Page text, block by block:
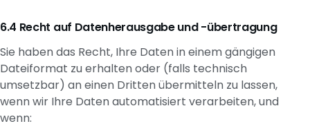
Recht auf Datenherausgabe und -übertragung
Sie haben das Recht, Ihre Daten in einem gängigen
Dateiformat zu erhalten oder (falls technisch
umsetzbar) an einen Dritten übermitteln zu lassen,
wenn wir Ihre Daten automatisiert verarbeiten, und
wenn: